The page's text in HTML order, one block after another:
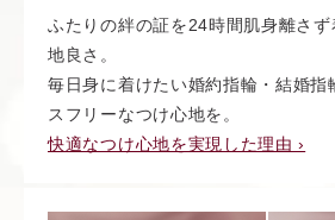
ふたりの絆の証を24時間肌身離さ
地良さ。
毎日身に着けたい婚約指輪・結婚指
スフリーなつけ心地を。
快適なつけ心地を実現した理由 ›